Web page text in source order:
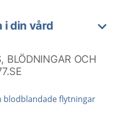
i din vård
BLÖDNINGAR OCH
blodblandade flytningar